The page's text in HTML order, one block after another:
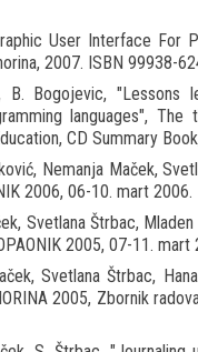
User Interface For
2007. ISBN 99938-
Bogojevic, "Lessons
languages",
CD Summary
Nemanja Maček,
2006, 06-10. mart 2006.
Svetlana Štrbac,
2005, 07-11.
Svetlana Štrbac,
2005, Zbornik